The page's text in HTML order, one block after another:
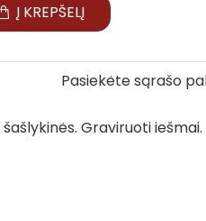
Graviruoti iešmai.
Į KREPŠELĮ
Pasiekėte sąrašo